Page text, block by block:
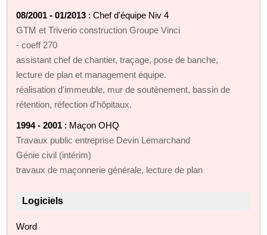
08/2001 - 01/2013 : Chef d'équipe Niv 4
GTM et Triverio construction Groupe Vinci
- coeff 270
assistant chef de chantier, traçage, pose de banche,
lecture de plan et management équipe.
réalisation d'immeuble, mur de soutènement, bassin de
rétention, réfection d'hôpitaux.
1994 - 2001 : Maçon OHQ
Travaux public entreprise Devin Lemarchand
Génie civil (intérim)
travaux de maçonnerie générale, lecture de plan
Logiciels
Word